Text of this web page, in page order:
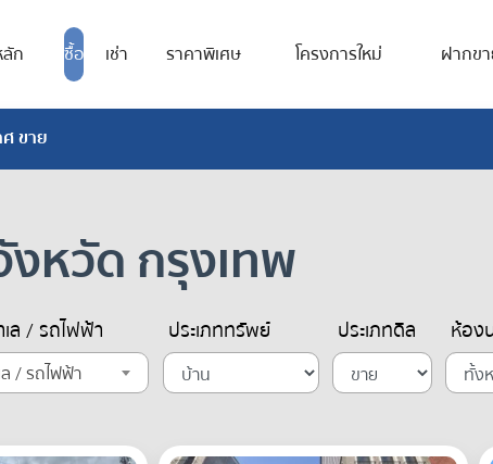
ก ซื้อ เช่า ราคาพิเศษ โครงการใหม่ ฝากข
ขาย
งหวัด กรุงเทพ
ล / รถไฟฟ้า
/ รถไฟฟ้า
ประเภททรัพย์ ประเภทดีล ห้อง